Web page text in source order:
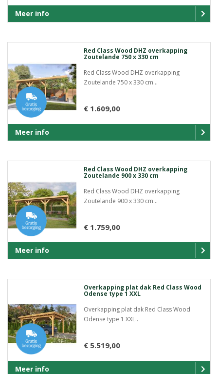
Meer info
Red Class Wood DHZ overkapping
Zoutelande 750 x 330 cm
Red Class Wood DHZ overkapping
Zoutelande 750 x 330 cm...
€ 1.609,00
Meer info
Red Class Wood DHZ overkapping
Zoutelande 900 x 330 cm
Red Class Wood DHZ overkapping
Zoutelande 900 x 330 cm...
€ 1.759,00
Meer info
Overkapping plat dak Red Class Wood
Odense type 1 XXL
Overkapping plat dak Red Class Wood
Odense type 1 XXL..
€ 5.519,00
Meer info